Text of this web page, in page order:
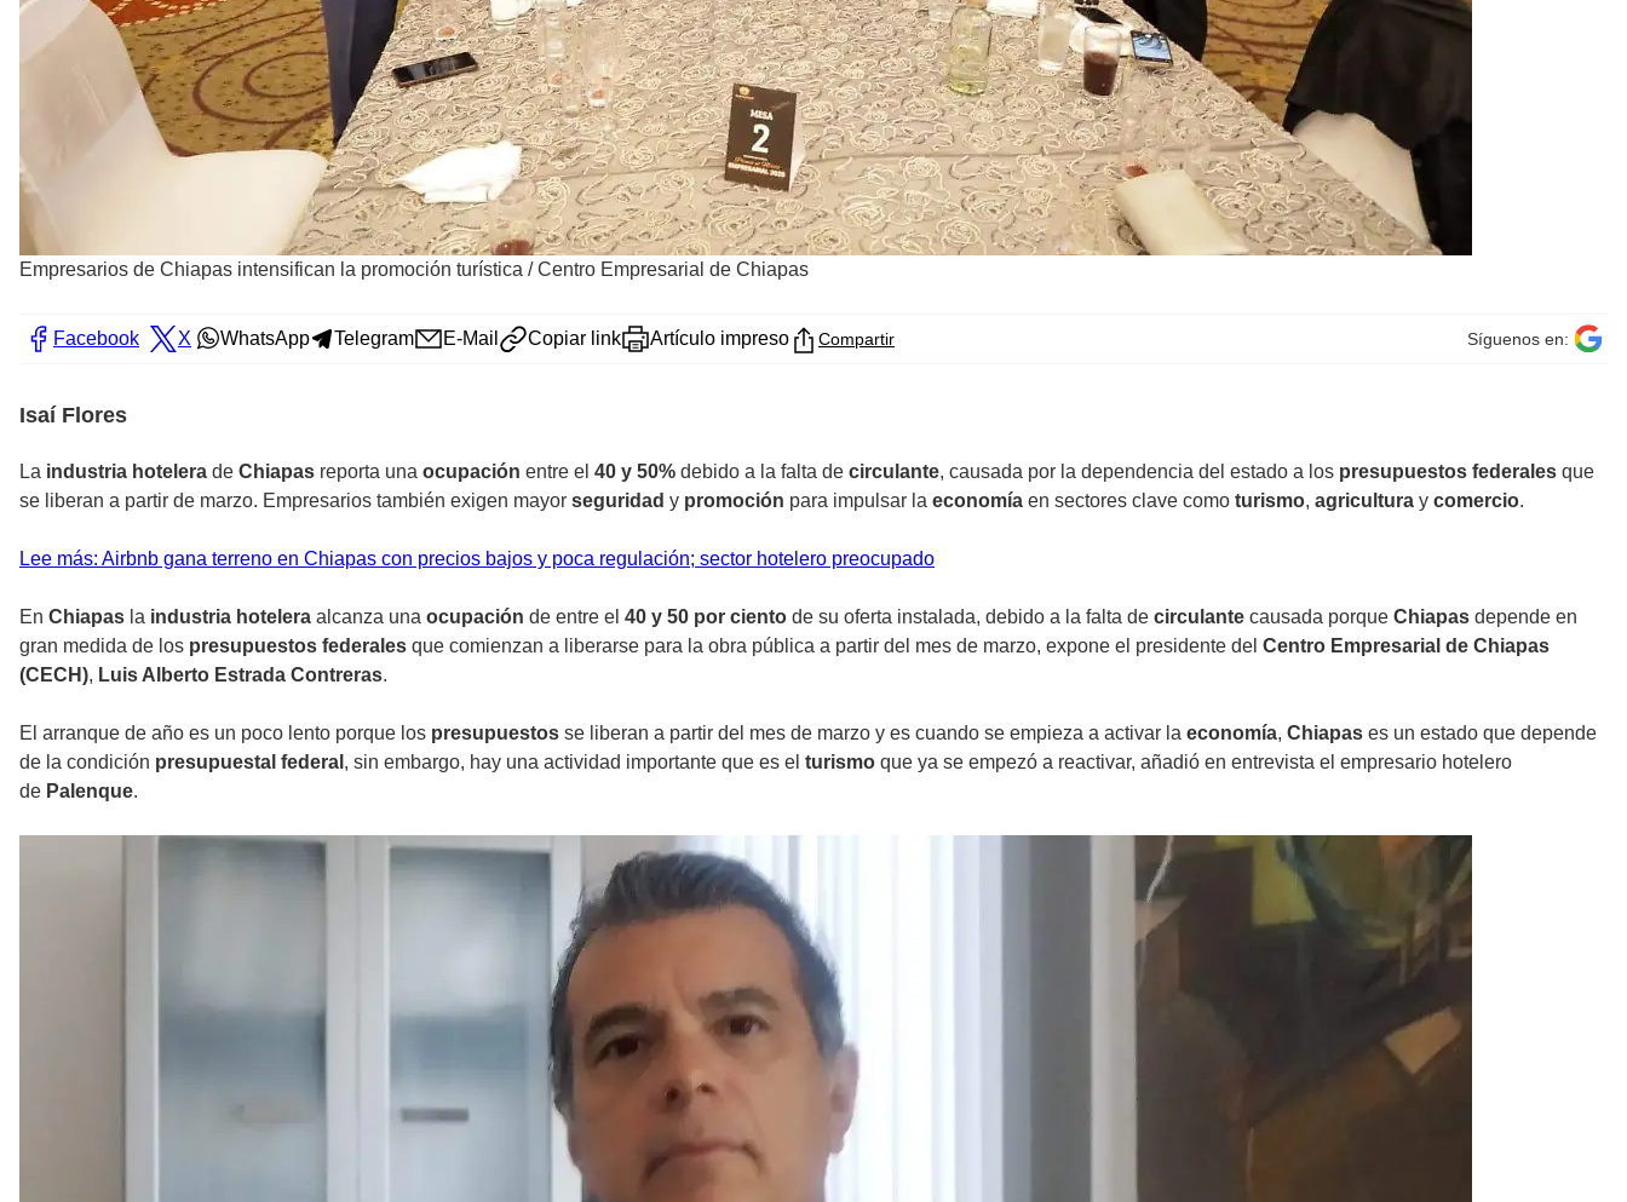
Empresarios de Chiapas intensifican la promoción turística /Centro Empresarial de Chiapas
Facebook X WhatsApp Telegram E-Mail Copiar link Artículo impreso Compartir Síguenos en:
Isaí Flores
La industria hotelera de Chiapas reporta una ocupación entre el 40 y 50% debido a la falta de circulante, causada por la dependencia del estado a los presupuestos federales que
se liberan a partir de marzo. Empresarios también exigen mayor seguridad y promoción para impulsar la economía en sectores clave como turismo, agricultura y comercio.
Lee más: Airbnb gana terreno en Chiapas con precios bajos y poca regulación; sector hotelero preocupado
En Chiapas la industria hotelera alcanza una ocupación de entre el 40 y 50 por ciento de su oferta instalada, debido a la falta de circulante causada porque Chiapas depende en
gran medida de los presupuestos federales que comienzan a liberarse para la obra pública a partir del mes de marzo, expone el presidente del Centro Empresarial de Chiapas
(CECH), Luis Alberto Estrada Contreras.
El arranque de año es un poco lento porque los presupuestos se liberan a partir del mes de marzo y es cuando se empieza a activar la economía, Chiapas es un estado que depende
de la condición presupuestal federal , sin embargo, hay una actividad importante que es el turismo que ya se empezó a reactivar, añadió en entrevista el empresario hotelero
de Palenque.